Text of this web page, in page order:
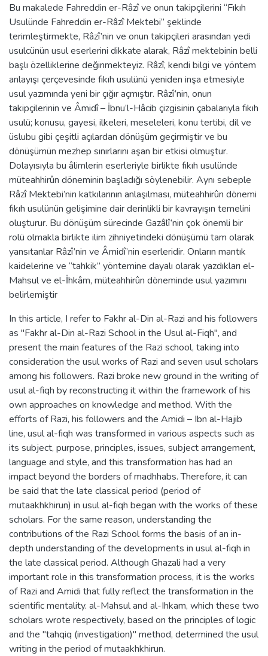
Bu makalede Fahreddin er-Râzî ve onun takipçilerini “Fıkıh
Usulünde Fahreddin er-Râzî Mektebi” şeklinde
terimleştirmekte, Râzî’nin ve onun takipçileri arasından yedi
usulcünün usul eserlerini dikkate alarak, Râzî mektebinin belli
başlı özelliklerine değinmekteyiz. Râzî, kendi bilgi ve yöntem
anlayışı çerçevesinde fıkıh usulünü yeniden inşa etmesiyle
usul yazımında yeni bir çığır açmıştır. Râzî’nin, onun
takipçilerinin ve Âmidî – İbnu’l-Hâcib çizgisinin çabalarıyla fıkıh
usulü; konusu, gayesi, ilkeleri, meseleleri, konu tertibi, dil ve
üslubu gibi çeşitli açılardan dönüşüm geçirmiştir ve bu
dönüşümün mezhep sınırlarını aşan bir etkisi olmuştur.
Dolayısıyla bu âlimlerin eserleriyle birlikte fıkıh usulünde
müteahhirûn döneminin başladığı söylenebilir. Aynı sebeple
Râzî Mektebi’nin katkılarının anlaşılması, müteahhirûn dönemi
fıkıh usulünün gelişimine dair derinlikli bir kavrayışın temelini
oluşturur. Bu dönüşüm sürecinde Gazâlî’nin çok önemli bir
rolü olmakla birlikte ilim zihniyetindeki dönüşümü tam olarak
yansıtanlar Râzî’nin ve Âmidî’nin eserleridir. Onların mantık
kaidelerine ve “tahkik” yöntemine dayalı olarak yazdıkları el-
Mahsul ve el-İhkâm, müteahhirûn döneminde usul yazımını
belirlemiştir
In this article, I refer to Fakhr al-Din al-Razi and his followers
as "Fakhr al-Din al-Razi School in the Usul al-Fiqh", and
present the main features of the Razi school, taking into
consideration the usul works of Razi and seven usul scholars
among his followers. Razi broke new ground in the writing of
usul al-fiqh by reconstructing it within the framework of his
own approaches on knowledge and method. With the
efforts of Razi, his followers and the Amidi – Ibn al-Hajib
line, usul al-fiqh was transformed in various aspects such as
its subject, purpose, principles, issues, subject arrangement,
language and style, and this transformation has had an
impact beyond the borders of madhhabs. Therefore, it can
be said that the late classical period (period of
mutaakhkhirun) in usul al-fiqh began with the works of these
scholars. For the same reason, understanding the
contributions of the Razi School forms the basis of an in-
depth understanding of the developments in usul al-fiqh in
the late classical period. Although Ghazali had a very
important role in this transformation process, it is the works
of Razi and Amidi that fully reflect the transformation in the
scientific mentality. al-Mahsul and al-Ihkam, which these two
scholars wrote respectively, based on the principles of logic
and the "tahqiq (investigation)" method, determined the usul
writing in the period of mutaakhkhirun.